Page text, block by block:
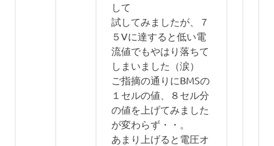
して
試してみましたが、７
５Vに達すると低い電
流値でもやはり落ちて
しまいました（涙）
ご指摘の通りにBMSの
１セルの値、８セル分
の値を上げてみました
が変わらず・・。
あまり上げると電圧オ